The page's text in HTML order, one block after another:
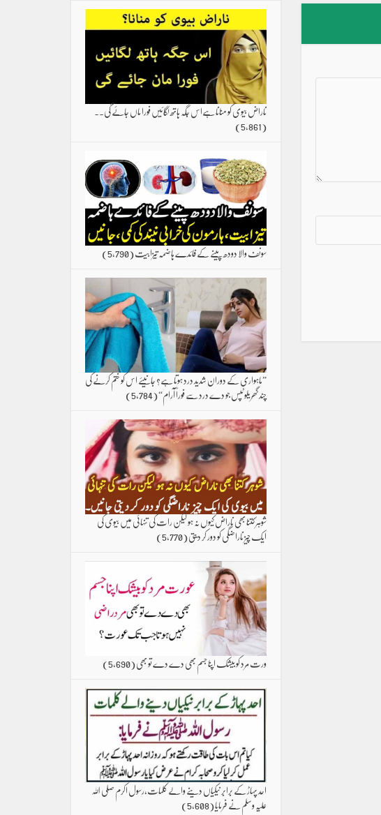
ناراض بیوی کو منانا ہےاس جگہ ہاتھ لگائیں فورا ماں جائے گی۔۔
(5,861)
سونف والا دودھ پینے کے فائدے ہاضمہ تیزابیت(5,790)
”ماہواری کے دوران شدید درد ہوتا ہے؟ جانیئے اس کو ختم کرنے کی
چند گھریلو ٹپس جو دے درد سے فوراً آرام“(5,784)
شوہر کتنا بھی ناراض کیوں نہ ہو لیکن رات کی تنہائی میں بیوی کی
ایک چیز ناراضگی کو دور کر دیتی(5,770)
ورت مرد کو بیشک اپنا جسم بھی دے دے تو بھی(5,690)
احد پہاڑ کے برابر نیکیاں دینے والے کلمات،رسول اکرم صلی اللہ
علیہ وسلم نے فرمایا(5,608)